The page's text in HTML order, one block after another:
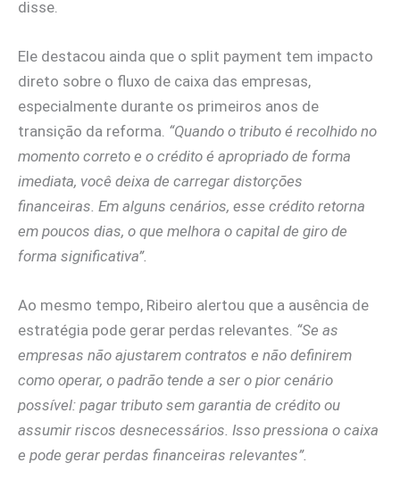
disse.
Ele destacou ainda que o split payment tem impacto
direto sobre o fluxo de caixa das empresas,
especialmente durante os primeiros anos de
transição da reforma. “Quando o tributo é recolhido no
momento correto e o crédito é apropriado de forma
imediata, você deixa de carregar distorções
financeiras. Em alguns cenários, esse crédito retorna
em poucos dias, o que melhora o capital de giro de
forma significativa”.
Ao mesmo tempo, Ribeiro alertou que a ausência de
estratégia pode gerar perdas relevantes. “Se as
empresas não ajustarem contratos e não definirem
como operar, o padrão tende a ser o pior cenário
possível: pagar tributo sem garantia de crédito ou
assumir riscos desnecessários. Isso pressiona o caixa
e pode gerar perdas financeiras relevantes”.